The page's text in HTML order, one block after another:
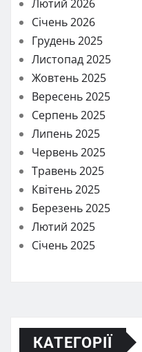
Лютий 2026
Січень 2026
Грудень 2025
Листопад 2025
Жовтень 2025
Вересень 2025
Серпень 2025
Липень 2025
Червень 2025
Травень 2025
Квітень 2025
Березень 2025
Лютий 2025
Січень 2025
КАТЕГОРІЇ